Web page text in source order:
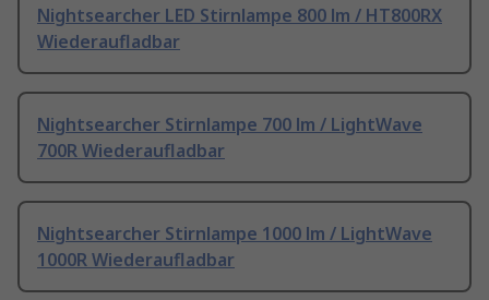
Nightsearcher LED Stirnlampe 800 lm / HT800RX
Wiederaufladbar
Nightsearcher Stirnlampe 700 lm / LightWave
700R Wiederaufladbar
Nightsearcher Stirnlampe 1000 lm / LightWave
1000R Wiederaufladbar